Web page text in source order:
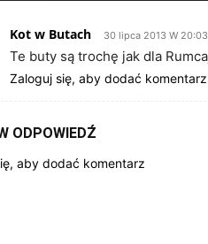
Kot w Butach 30 lipca 2013 W 20:03
Te buty są trochę jak dla
Zaloguj się, aby dodać komentarz
ODPOWIEDŹ
aby dodać komentarz